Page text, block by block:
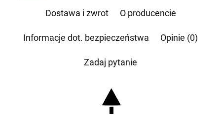
której dane dotyczą, przysługuje prawo dostępu do swoich danych, ich sprostowania,
żądania zaprzestania przetwarzania, usunięcia, ograniczenia przetwarzania, a także prawo
Dostawa i zwrot O producencie
Informacje dot. bezpieczeństwa Opinie (0)
Zadaj pytanie